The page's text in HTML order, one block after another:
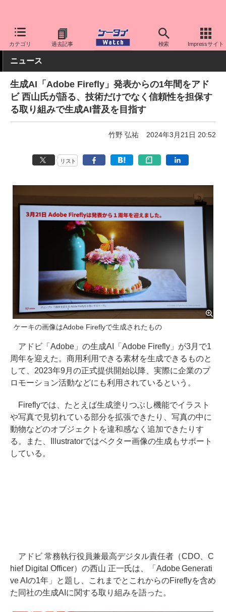
カテゴリ 過去記事 検索 Impressサイト
ケータイ Watch アプリ・サービス カメラ/写真
ニュース
生成AI「Adobe Firefly」発表からの1年間をアド
ビ 西山氏が語る、技術だけでなく信頼性を担保す
る取り組みで生成AI普及を目指す
竹野 弘祐 2024年3月21日 20:52
リスト
ケーキの画像はAdobe Fireflyで生成されたもの
アドビ「Adobe」の生成AI「Adobe Firefly」が3月で1
周年を迎えた。商用利用できる素材を生成できるものと
して、2023年9月の正式提供開始以降、実際に企業のプ
ロモーション活動などにも利用されているという。
Fireflyでは、たとえば生成塗りつぶし機能でイラスト
や写真で見切れている部分を拡張できたり、写真の中に
動物などのオブジェクトを違和感なく追加できたりす
る。また、Illustratorではベクター画像の生成もサポート
している。
アドビ 常務執行役員兼最高デジタル責任者（CDO、C
hief Digital Officer）の西山 正一氏は、「Adobe Generati
ve AIの1年」と題し、これまでとこれからのFireflyを含め
た同社の生成AIに関する取り組みを語った。